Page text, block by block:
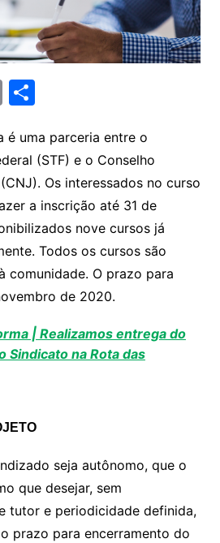
C
p
y
Li
n
k
S
ar
e
é uma parceria entre o
(STF) e o Conselho
Os interessados no curso
a inscrição até 31 de
nove cursos já
Todos os cursos são
comunidade. O prazo para
de 2020.
| Realizamos entrega do
Sindicato na Rota das
seja autônomo, que o
que desejar, sem
tutor e periodicidade definida,
prazo para encerramento do